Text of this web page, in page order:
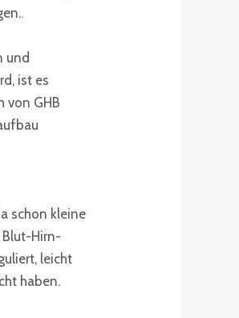
.
und
ist es
von GHB
schon kleine
Blut-Hirn-
leicht
haben.